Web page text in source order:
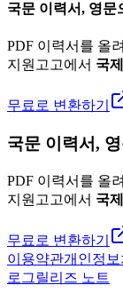
국문 이력서, 영문
PDF 이력서를 올
지원고고에서 국
무료로 변환하기
국문 이력서,
PDF 이력서를 올
지원고고에서 국
무료로 변환하기
이용약관개인정보
로그 릴리즈 노트